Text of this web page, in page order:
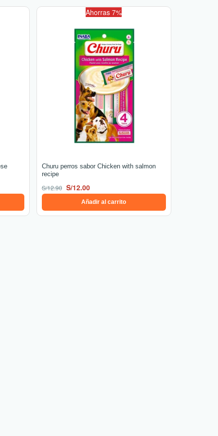
Ahorras 7%
Churu perros sabor Chicken with salmon
recipe
S/12.90
precio
original
era:
S/12.90.
S/12.00
El
precio
actual
es:
S/12.00.
Añadir al carrito